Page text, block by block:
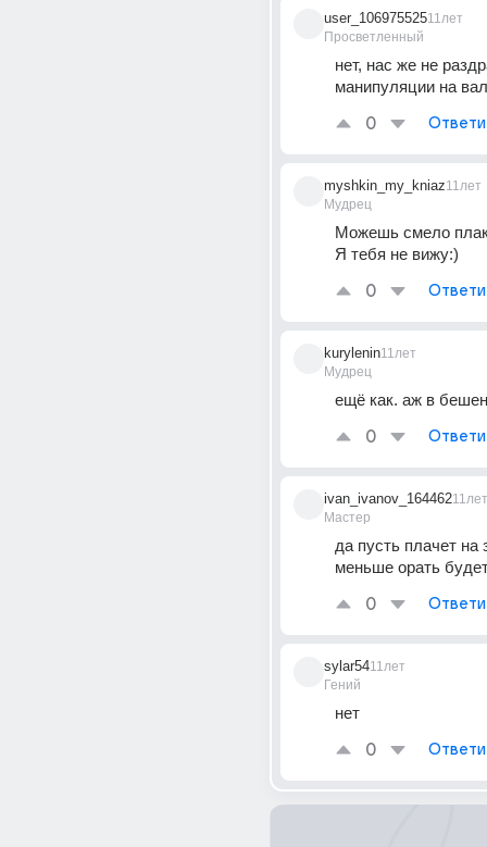
user_106975525
Просветленный
11лет
нет, нас же не
манипуляции на
0
myshkin_my_kniaz
Мудрец
11лет
Можешь смело
Я тебя не вижу:)
0
kurylenin
Мудрец
11лет
ещё как. аж в
0
ivan_ivanov_164462
Мастер
11лет
да пусть плачет на
меньше орать
0
sylar54
Гений
11лет
нет
0